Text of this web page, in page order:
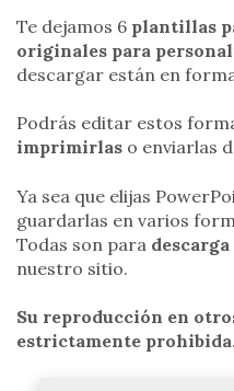
Te dejamos 6 plantillas
originales para
descargar están en
Podrás editar estos
imprimirlas o enviarlas
Ya sea que elijas
guardarlas en varios
Todas son para
nuestro sitio.
Su reproducción en
estrictamente